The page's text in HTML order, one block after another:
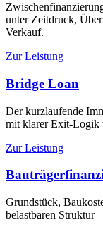
unter Zeitdruck,
Verkauf.
Zur Leistung
Bridge Loan
Der kurzlaufende
mit klarer Exit-Logik
Zur Leistung
Grundstück,
belastbaren Struktur